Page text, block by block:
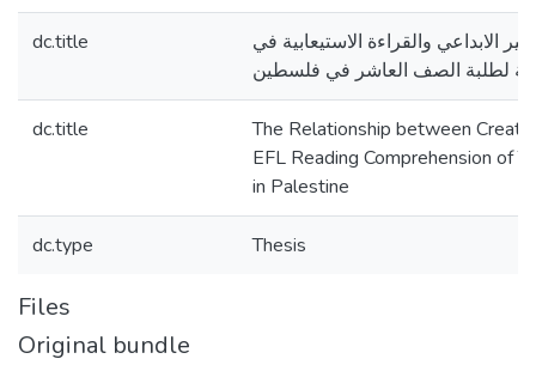
dc.title
الابداعي والقراءة الاستيعابية في
لطلبة الصف العاشر في فلسطين
dc.title
The Relationship between
EFL Reading Comprehension of
in Palestine
dc.type Thesis
Files
Original bundle